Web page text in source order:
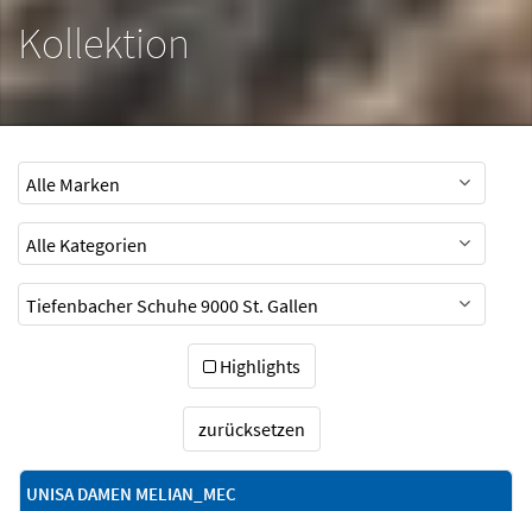
Kollektion
Highlights
zurücksetzen
UNISA DAMEN MELIAN_MEC